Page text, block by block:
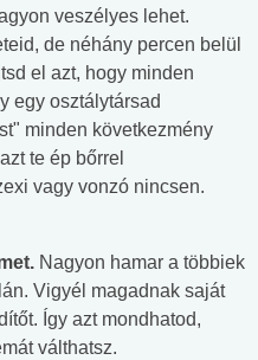
veszélyes lehet.
de néhány percen belül
el azt, hogy minden
egy osztálytársad
minden következmény
te ép bőrrel
vagy vonzó nincsen.
Nagyon hamar a többiek
Vigyél magadnak saját
Így azt mondhatod,
válthatsz.